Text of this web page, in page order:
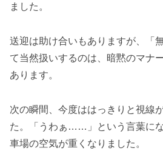
ました。
送迎は助け合いもありますが、「
て当然扱いするのは、暗黙のマナ
あります。
次の瞬間、今度ははっきりと視線
た。「うわぁ……」という言葉に
車場の空気が重くなりました。